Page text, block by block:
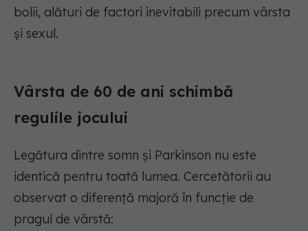
bolii, alături de factori inevitabili precum vârsta
și sexul.
Vârsta de 60 de ani schimbă
regulile jocului
Legătura dintre somn și Parkinson nu este
identică pentru toată lumea. Cercetătorii au
observat o diferență majoră în funcție de
pragul de vârstă: